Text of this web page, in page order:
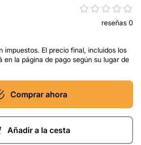
reseñas 0
impuestos. El precio final, incluidos los
en la página de pago según su lugar de
Comprar ahora
Añadir a la cesta